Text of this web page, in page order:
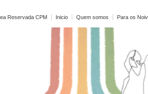
Reservada CPM Inicio Quem somos Para os